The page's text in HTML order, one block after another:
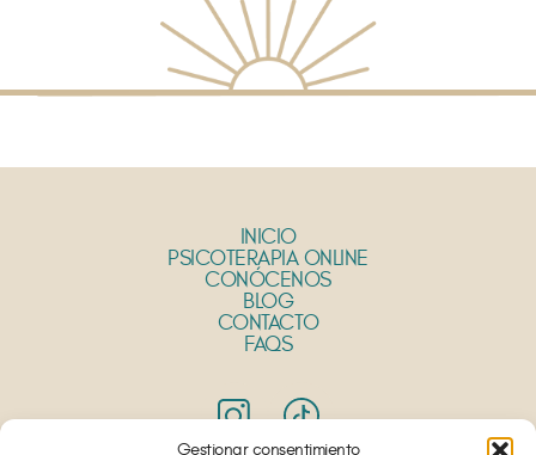
Gestionar consentimiento
INICIO
PSICOTERAPIA ONLINE
CONÓCENOS
BLOG
CONTACTO
FAQS